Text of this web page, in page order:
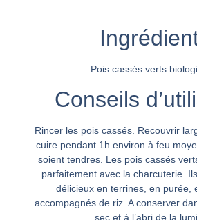
Pois cassés verts
Conseils
Rincer les pois cassés. Recouvrir
cuire pendant 1h environ à feu
soient tendres. Les pois cassés
parfaitement avec la charcuterie.
délicieux en terrines, en purée,
accompagnés de riz. A conserver
sec et à l’abri de la